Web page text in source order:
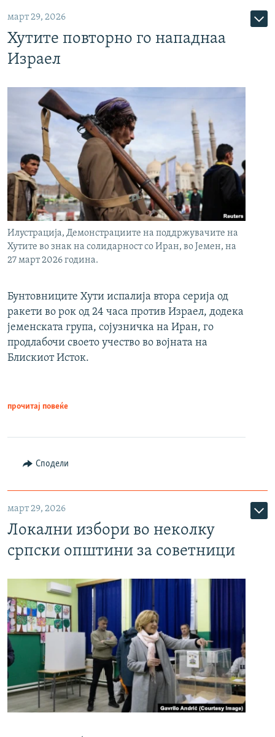
март 29, 2026
Хутите повторно го нападнаа
Израел
Илустрација, Демонстрациите на поддржувачите на
Хутите во знак на солидарност со Иран, во Јемен, на
27 март 2026 година.
Бунтовниците Хути испалија втора серија од
ракети во рок од 24 часа против Израел, додека
јеменската група, сојузничка на Иран, го
продлабочи своето учество во војната на
Блискиот Исток.
прочитај повеќе
Сподели
март 29, 2026
Локални избори во неколку
српски општини за советници